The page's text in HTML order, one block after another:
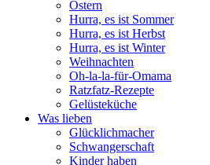
Ostern
Hurra, es ist Sommer
Hurra, es ist Herbst
Hurra, es ist Winter
Weihnachten
Oh-la-la-für-Omama
Ratzfatz-Rezepte
Gelüsteküche
Was lieben
Glücklichmacher
Schwangerschaft
Kinder haben